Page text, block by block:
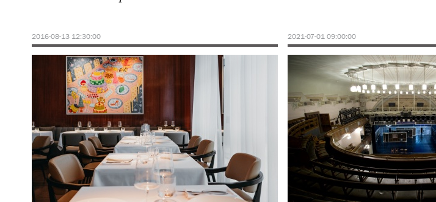
2016-08-13 12:30:00 2021-07-01 09:00:00
Культура
Москва